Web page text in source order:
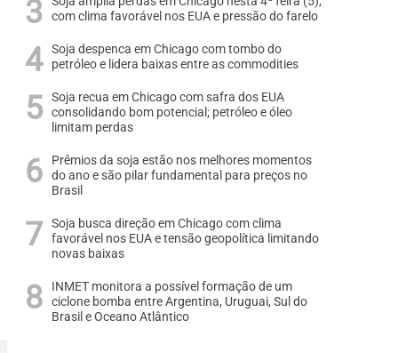
com clima favorável nos EUA e pressão do farelo
Soja despenca em Chicago com tombo do
petróleo e lidera baixas entre as commodities
Soja recua em Chicago com safra dos EUA
consolidando bom potencial; petróleo e óleo
limitam perdas
Prêmios da soja estão nos melhores momentos
do ano e são pilar fundamental para preços no
Brasil
Soja busca direção em Chicago com clima
favorável nos EUA e tensão geopolítica limitando
novas baixas
INMET monitora a possível formação de um
ciclone bomba entre Argentina, Uruguai, Sul do
Brasil e Oceano Atlântico